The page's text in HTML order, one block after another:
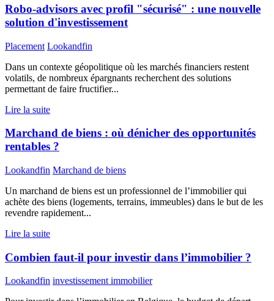
Robo-advisors avec profil "sécurisé" : une nouvelle
solution d'investissement
Placement Lookandfin
Dans un contexte géopolitique où les marchés financiers restent
volatils, de nombreux épargnants recherchent des solutions
permettant de faire fructifier...
Lire la suite
Marchand de biens : où dénicher des opportunités
rentables ?
Lookandfin Marchand de biens
Un marchand de biens est un professionnel de l’immobilier qui
achète des biens (logements, terrains, immeubles) dans le but de les
revendre rapidement...
Lire la suite
Combien faut-il pour investir dans l’immobilier ?
Lookandfin investissement immobilier